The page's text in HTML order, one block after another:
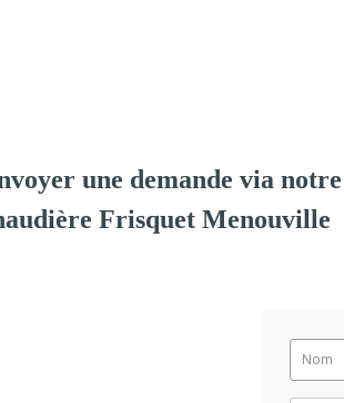
une demande via
Frisquet Menouville